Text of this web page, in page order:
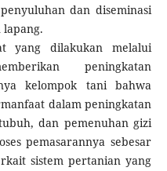
dan diseminasi
yang dilakukan melalui
peningkatan
kelompok tani bahwa
dalam peningkatan
dan pemenuhan gizi
pemasarannya sebesar
sistem pertanian yang